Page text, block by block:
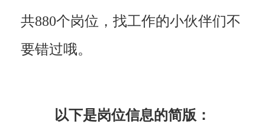
共880个岗位，找工作的小伙伴们不
要错过哦。
以下是岗位信息的简版：